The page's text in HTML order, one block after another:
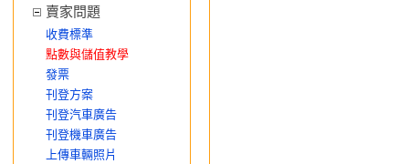
賣家問題
收費標準
點數與儲值教學
發票
刊登方案
刊登汽車廣告
刊登機車廣告
上傳車輛照片